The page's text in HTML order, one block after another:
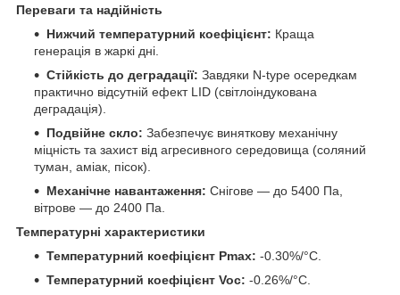
Переваги та надійність
Нижчий температурний коефіцієнт: Краща
генерація в жаркі дні.
Стійкість до деградації: Завдяки N-type осередкам
практично відсутній ефект LID (світлоіндукована
деградація).
Подвійне скло: Забезпечує виняткову механічну
міцність та захист від агресивного середовища (соляний
туман, аміак, пісок).
Механічне навантаження: Снігове — до 5400 Па,
вітрове — до 2400 Па.
Температурні характеристики
Температурний коефіцієнт Pmax: -0.30%/°C.
Температурний коефіцієнт Voc: -0.26%/°C.